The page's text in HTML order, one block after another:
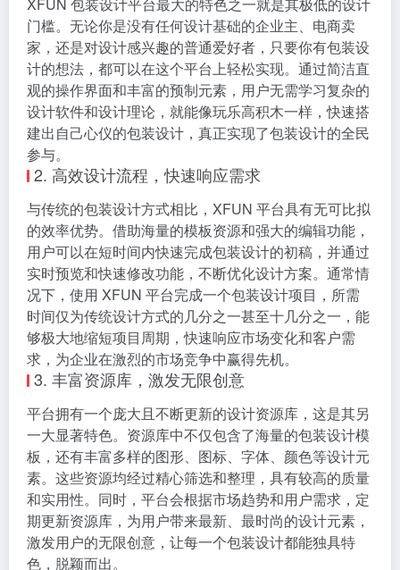
环境中的效果，帮助用户更好地评估设计的适用性和吸
引力，为最终的设计决策提供有力支持。
三、产品特色
1. 零设计门槛，人人皆可创作
XFUN 包装设计平台最大的特色之一就是其极低的设计
门槛。无论你是没有任何设计基础的企业主、电商卖
家，还是对设计感兴趣的普通爱好者，只要你有包装设
计的想法，都可以在这个平台上轻松实现。通过简洁直
观的操作界面和丰富的预制元素，用户无需学习复杂的
设计软件和设计理论，就能像玩乐高积木一样，快速搭
建出自己心仪的包装设计，真正实现了包装设计的全民
参与。
2. 高效设计流程，快速响应需求
与传统的包装设计方式相比，XFUN 平台具有无可比拟
的效率优势。借助海量的模板资源和强大的编辑功能，
用户可以在短时间内快速完成包装设计的初稿，并通过
实时预览和快速修改功能，不断优化设计方案。通常情
况下，使用 XFUN 平台完成一个包装设计项目，所需
时间仅为传统设计方式的几分之一甚至十几分之一，能
够极大地缩短项目周期，快速响应市场变化和客户需
求，为企业在激烈的市场竞争中赢得先机。
3. 丰富资源库，激发无限创意